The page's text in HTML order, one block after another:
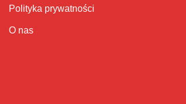
Polityka prywatności
O nas